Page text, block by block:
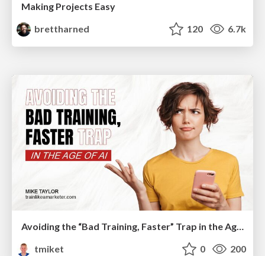
Making Projects Easy
brettharned
120 6.7k
Avoiding the “Bad Training, Faster” Trap in the Age of AI
tmiket
0 200